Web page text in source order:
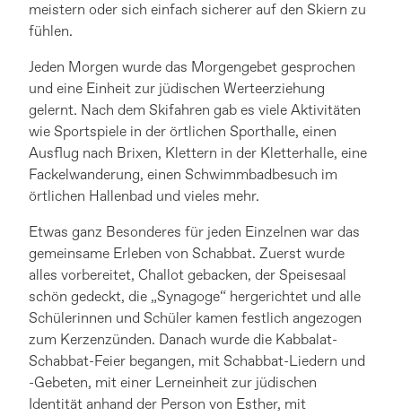
meistern oder sich einfach sicherer auf den Skiern zu
fühlen.
Jeden Morgen wurde das Morgengebet gesprochen
und eine Einheit zur jüdischen Werteerziehung
gelernt. Nach dem Skifahren gab es viele Aktivitäten
wie Sportspiele in der örtlichen Sporthalle, einen
Ausflug nach Brixen, Klettern in der Kletterhalle, eine
Fackelwanderung, einen Schwimmbadbesuch im
örtlichen Hallenbad und vieles mehr.
Etwas ganz Besonderes für jeden Einzelnen war das
gemeinsame Erleben von Schabbat. Zuerst wurde
alles vorbereitet, Challot gebacken, der Speisesaal
schön gedeckt, die „Synagoge“ hergerichtet und alle
Schülerinnen und Schüler kamen festlich angezogen
zum Kerzenzünden. Danach wurde die Kabbalat-
Schabbat-Feier begangen, mit Schabbat-Liedern und
-Gebeten, mit einer Lerneinheit zur jüdischen
Identität anhand der Person von Esther, mit